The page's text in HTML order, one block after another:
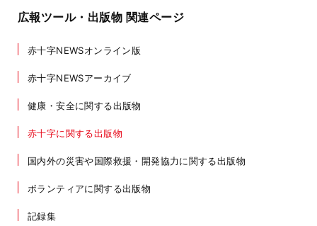
広報ツール・出版物 関連ページ
赤十字NEWSオンライン版
赤十字NEWSアーカイブ
健康・安全に関する出版物
赤十字に関する出版物
国内外の災害や国際救援・開発協力に関する出版物
ボランティアに関する出版物
記録集